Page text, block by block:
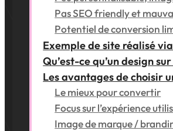
Pas SEO friendly et
Potentiel de conversion
Exemple de site réalisé
Qu’est-ce qu’un design
Les avantages de choisir
Le mieux pour convertir
Focus sur l’expérience
Image de marque /